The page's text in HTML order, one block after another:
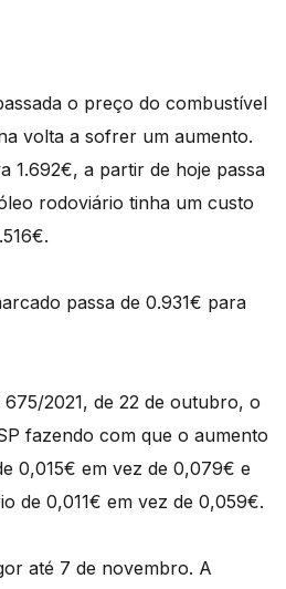
o preço do combustível
volta a sofrer um aumento.
1.692€, a partir de hoje passa
rodoviário tinha um custo
passa de 0.931€ para
2021, de 22 de outubro, o
fazendo com que o aumento
0,015€ em vez de 0,079€ e
de 0,011€ em vez de 0,059€.
até 7 de novembro. A